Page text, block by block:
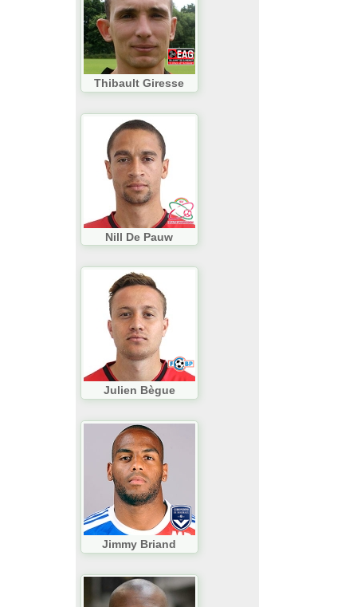
Thibault Giresse
Nill De Pauw
Julien Bègue
Jimmy Briand